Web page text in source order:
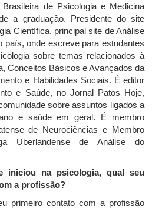
de Psicologia e Medicina
a graduação. Presidente do site
Científica, principal site de Análise
país, onde escreve para estudantes
sobre temas relacionados à
Conceitos Básicos e Avançados da
e Habilidades Sociais. É editor
e Saúde, no Jornal Patos Hoje,
sobre assuntos ligados a
e saúde em geral. É membro
de Neurociências e Membro
Uberlandense de Análise do
iniciou na psicologia, qual seu
a profissão?
primeiro contato com a profissão